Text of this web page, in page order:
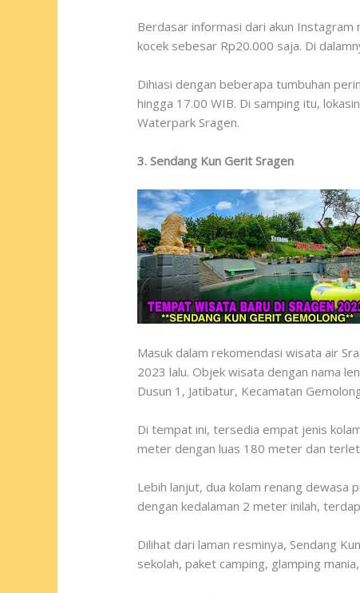
Berdasar informasi dari akun
kocek sebesar Rp20.000 saja. Di
Dihiasi dengan beberapa tumbuhan
hingga 17.00 WIB. Di samping itu,
Waterpark Sragen.
3. Sendang Kun Gerit Sragen
Masuk dalam rekomendasi wisata air
2023 lalu. Objek wisata dengan nama
Dusun 1, Jatibatur, Kecamatan
Di tempat ini, tersedia empat jenis
meter dengan luas 180 meter dan
Lebih lanjut, dua kolam renang
dengan kedalaman 2 meter inilah,
Dilihat dari laman resminya, Sendang
sekolah, paket camping, glamping